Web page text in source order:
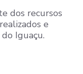
dos recursos
e
Iguaçu.